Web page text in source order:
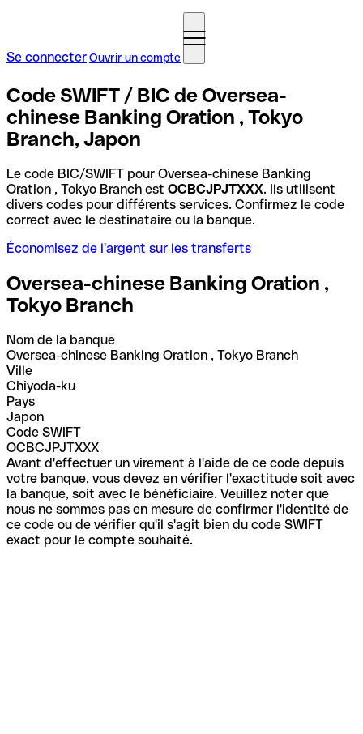
Se connecterOuvrir un compte
Code SWIFT / BIC de Oversea-
chinese Banking Oration , Tokyo
Branch, Japon
Le code BIC/SWIFT pour Oversea-chinese Banking
Oration , Tokyo Branch est OCBCJPJTXXX. Ils utilisent
divers codes pour différents services. Confirmez le code
correct avec le destinataire ou la banque.
Économisez de l'argent sur les transferts
Oversea-chinese Banking Oration ,
Tokyo Branch
Nom de la banque
Oversea-chinese Banking Oration , Tokyo Branch
Ville
Chiyoda-ku
Pays
Japon
Code SWIFT
OCBCJPJTXXX
Avant d'effectuer un virement à l'aide de ce code depuis
votre banque, vous devez en vérifier l'exactitude soit avec
la banque, soit avec le bénéficiaire. Veuillez noter que
nous ne sommes pas en mesure de confirmer l'identité de
ce code ou de vérifier qu'il s'agit bien du code SWIFT
exact pour le compte souhaité.